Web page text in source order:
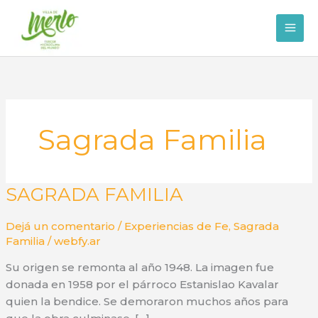
contenido
Sagrada Familia
SAGRADA FAMILIA
Dejá un comentario / Experiencias de Fe,Sagrada
Familia /webfy.ar
Su origen se remonta al año 1948. La imagen fue
donada en 1958 por el párroco Estanislao Kavalar
quien la bendice. Se demoraron muchos años para